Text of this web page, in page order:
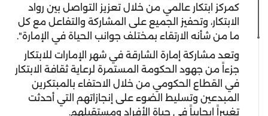
كمركز ابتكار عالمي من خلال تعزيز التواصل بين رواد
الابتكار، وتحفيز الجميع على المشاركة والتفاعل مع كل
ما من شأنه الارتقاء بمختلف جوانب الحياة في الإمارة".
وتعد مشاركة إمارة الشارقة في شهر الإمارات للابتكار
جزءاً من جهود الحكومة المستمرة لرعاية ثقافة الابتكار
في القطاع الحكومي من خلال الاحتفاء بالمبتكرين
المبدعين وتسليط الضوء على إنجازاتهم التي أحدثت
تغييراً إيجابياً في حياة الأفراد ومستقبلهم.